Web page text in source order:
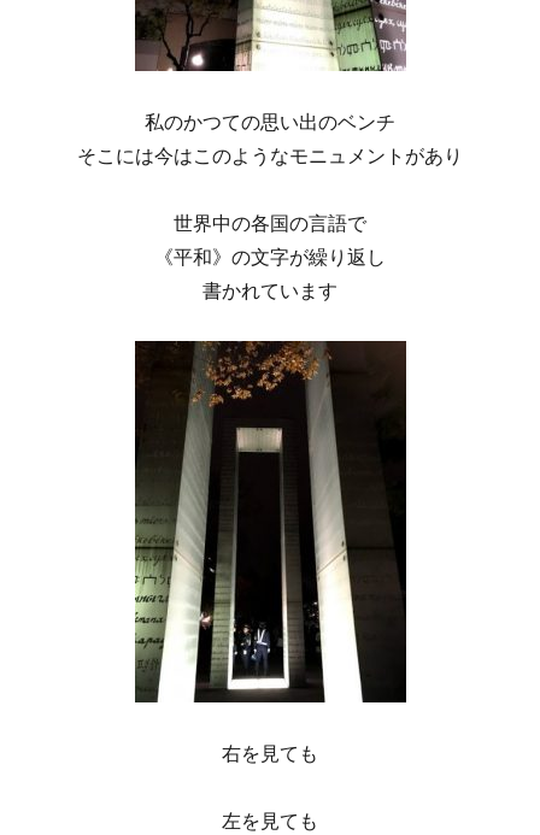
私のかつての思い出のベンチ
そこには今はこのようなモニュメントがあり
世界中の各国の言語で
《平和》の文字が繰り返し
書かれています
右を見ても
左を見ても